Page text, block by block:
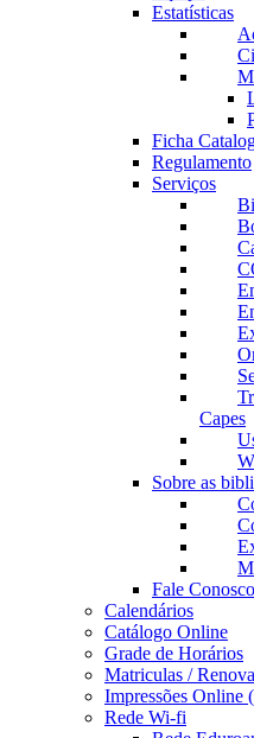
Estatísticas
Ficha
Regulamento
Serviços
Capes
Sobre as
Fale Conosco
Calendários
Catálogo Online
Grade de Horários
Matriculas /
Impressões Online
Rede Wi-fi